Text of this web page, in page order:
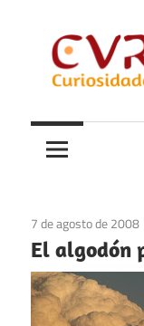
contenido
y
anécdotas
historia
7 de agosto de 2008
El algodón